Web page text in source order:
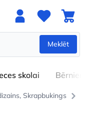
Meklēt
skolai Bērniem
Skrapbukings